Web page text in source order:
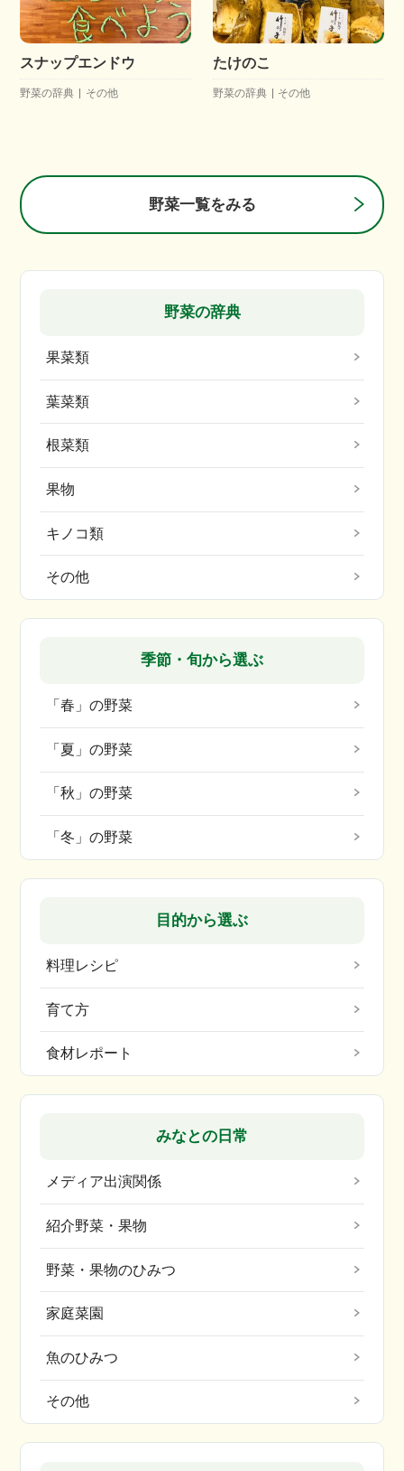
スナップエンドウ
野菜の辞典 その他
たけのこ
野菜の辞典 その他
野菜一覧をみる
野菜の辞典
果菜類
葉菜類
根菜類
果物
キノコ類
その他
季節・旬から選ぶ
「春」の野菜
「夏」の野菜
「秋」の野菜
「冬」の野菜
目的から選ぶ
料理レシピ
育て方
食材レポート
みなとの日常
メディア出演関係
紹介野菜・果物
野菜・果物のひみつ
家庭菜園
魚のひみつ
その他